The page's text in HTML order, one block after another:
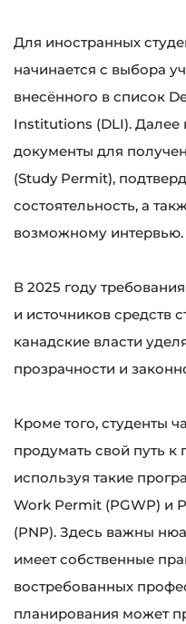
Для иностранных
начинается с выбора
внесённого в список
Institutions (DLI). Далее
документы для
(Study Permit),
состоятельность, а
возможному интервью.
В 2025 году
и источников средств
канадские власти
прозрачности и
Кроме того, студенты
продумать свой путь к
используя такие
Work Permit (PGWP) и
(PNP). Здесь важны
имеет собственные
востребованных
планирования может